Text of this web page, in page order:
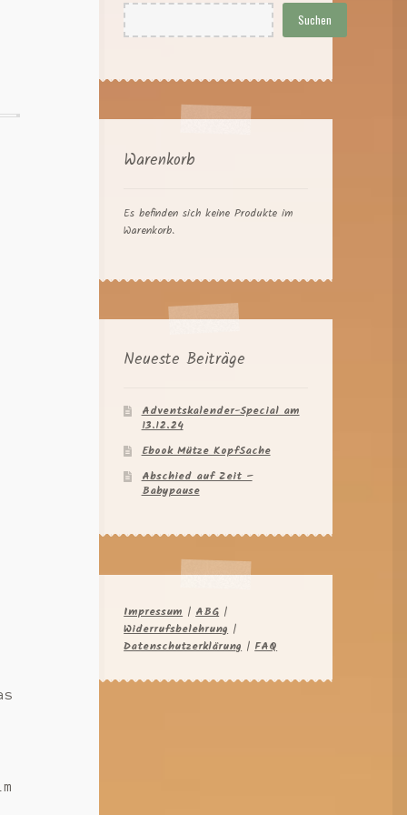
Suchen
Warenkorb
Es befinden sich keine Produkte im
Warenkorb.
Neueste Beiträge
Adventskalender-Special am
13.12.24
Ebook Mütze KopfSache
Abschied auf Zeit –
Babypause
Impressum|ABG|
Widerrufsbelehrung|
Datenschutzerklärung|FAQ